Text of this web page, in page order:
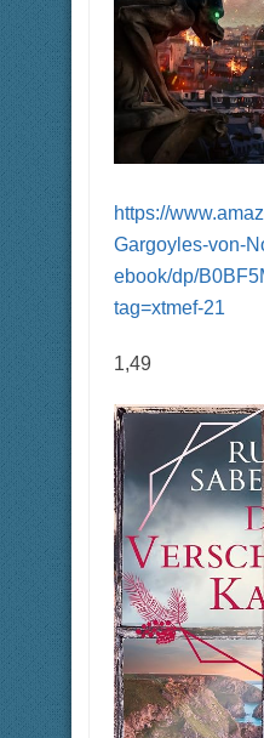
https://
Gargoyles-von-
ebook/dp/
tag=xtmef-21
1,49